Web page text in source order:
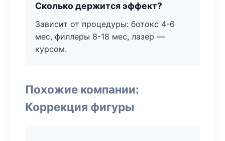
Сколько держится эффект?
Зависит от процедуры: ботокс 4-6
мес, филлеры 8-18 мес, лазер —
курсом.
Похожие компании:
Коррекция фигуры